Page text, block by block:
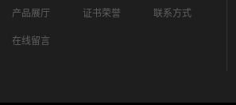
产品展厅 证书荣誉 联系方式
在线留言